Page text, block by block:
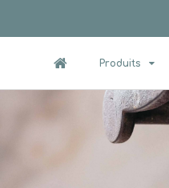
Produits